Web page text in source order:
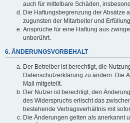
auch für mittelbare Schäden,
Die Haftungsbegrenzung der Absätze
zugunsten der Mitarbeiter und
Ansprüche für eine Haftung aus
unberührt.
6. ÄNDERUNGSVORBEHALT
Der Betreiber ist berechtigt, die
Datenschutzerklärung zu ändern. Die
Mail mitgeteilt.
Der Nutzer ist berechtigt, den
des Widerspruchs erlischt das
bestehende Vertragsverhältnis mit
Die Änderungen gelten als anerkannt